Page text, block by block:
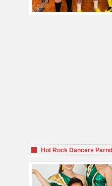
Hot Rock Dancers